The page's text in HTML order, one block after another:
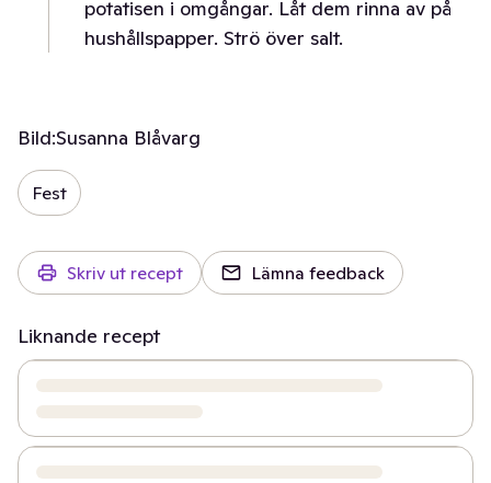
potatisen i omgångar. Låt dem rinna av på
hushållspapper. Strö över salt.
Bild:Susanna Blåvarg
Fest
Skriv ut recept Lämna feedback
Liknande recept